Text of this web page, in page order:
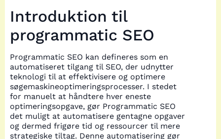
Introduktion til
programmatic SEO
Programmatic SEO kan defineres som en
automatiseret tilgang til SEO, der udnytter
teknologi til at effektivisere og optimere
søgemaskineoptimeringsprocesser. I stedet
for manuelt at håndtere hver eneste
optimeringsopgave, gør Programmatic SEO
det muligt at automatisere gentagne opgaver
og dermed frigøre tid og ressourcer til mere
strategiske tiltag. Denne automatisering gør